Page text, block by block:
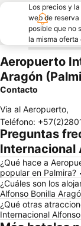
Los precios y
web de
posible que no
la misma
Aeropuerto
Aragón
Contacto
Via al Aeropuerto,
Teléfono:
Preguntas
Internacional
¿Qué hace a
popular en Palmira?
¿Cuáles son los
Alfonso Bonilla
¿Qué otras
Internacional